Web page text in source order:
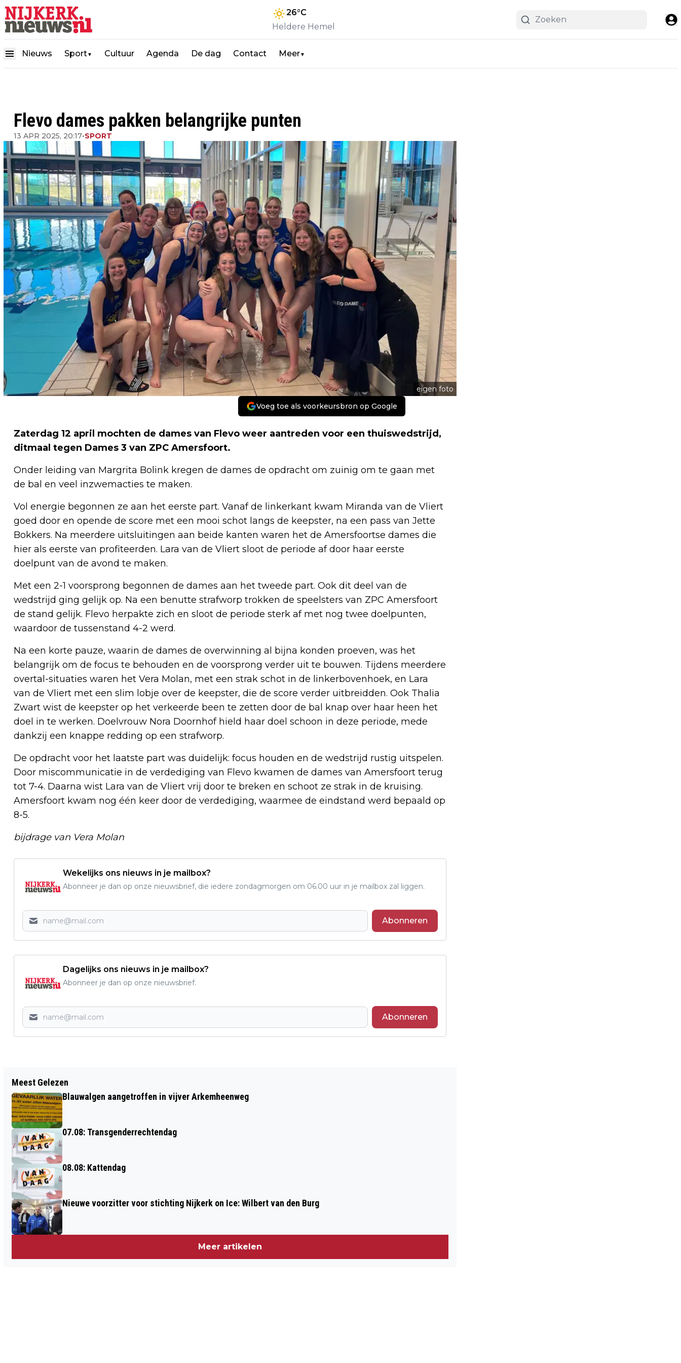
26°C
Heldere Hemel
Nieuws Sport▼ Cultuur Agenda De dag Contact Meer▼
Flevo dames pakken belangrijke punten
13 APR 2025, 20:17•SPORT
eigen foto
Voeg toe als voorkeursbron op Google
Zaterdag 12 april mochten de dames van Flevo weer aantreden voor een thuiswedstrijd,
ditmaal tegen Dames 3 van ZPC Amersfoort.
Onder leiding van Margrita Bolink kregen de dames de opdracht om zuinig om te gaan met
de bal en veel inzwemacties te maken.
Vol energie begonnen ze aan het eerste part. Vanaf de linkerkant kwam Miranda van de Vliert
goed door en opende de score met een mooi schot langs de keepster, na een pass van Jette
Bokkers. Na meerdere uitsluitingen aan beide kanten waren het de Amersfoortse dames die
hier als eerste van profiteerden. Lara van de Vliert sloot de periode af door haar eerste
doelpunt van de avond te maken.
Met een 2-1 voorsprong begonnen de dames aan het tweede part. Ook dit deel van de
wedstrijd ging gelijk op. Na een benutte strafworp trokken de speelsters van ZPC Amersfoort
de stand gelijk. Flevo herpakte zich en sloot de periode sterk af met nog twee doelpunten,
waardoor de tussenstand 4-2 werd.
Na een korte pauze, waarin de dames de overwinning al bijna konden proeven, was het
belangrijk om de focus te behouden en de voorsprong verder uit te bouwen. Tijdens meerdere
overtal-situaties waren het Vera Molan, met een strak schot in de linkerbovenhoek, en Lara
van de Vliert met een slim lobje over de keepster, die de score verder uitbreidden. Ook Thalia
Zwart wist de keepster op het verkeerde been te zetten door de bal knap over haar heen het
doel in te werken. Doelvrouw Nora Doornhof hield haar doel schoon in deze periode, mede
dankzij een knappe redding op een strafworp.
De opdracht voor het laatste part was duidelijk: focus houden en de wedstrijd rustig uitspelen.
Door miscommunicatie in de verdediging van Flevo kwamen de dames van Amersfoort terug
tot 7-4. Daarna wist Lara van de Vliert vrij door te breken en schoot ze strak in de kruising.
Amersfoort kwam nog één keer door de verdediging, waarmee de eindstand werd bepaald op
8-5.
bijdrage van Vera Molan
Wekelijks ons nieuws in je mailbox?
Abonneer je dan op onze nieuwsbrief, die iedere zondagmorgen om 06.00 uur in je mailbox zal liggen.
Abonneren
Dagelijks ons nieuws in je mailbox?
Abonneer je dan op onze nieuwsbrief.
Abonneren
FLEVO HEREN SLUITEN COMPETITIE
WINNEND AF
Meest Gelezen
Blauwalgen aangetroffen in vijver Arkemheenweg
07.08: Transgenderrechtendag
08.08: Kattendag
Nieuwe voorzitter voor stichting Nijkerk on Ice: Wilbert van den Burg
Meer artikelen